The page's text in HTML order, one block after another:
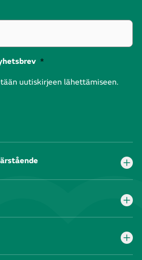
*
uutiskirjeen lähettämiseen.